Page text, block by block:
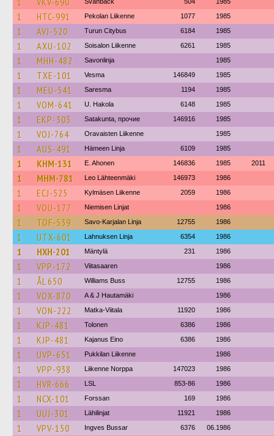
1 HTC-991 Pekolan Liikenne 1077 1985
1 AVJ-520 Turun Citybus 6184 1985
1 AXU-102 Soisalon Liikenne 6261 1985
1 MHH-482 Savonlinja 1985
1 TXE-101 Vesma 146849 1985
1 MEU-541 Saresma 1194 1985
1 VOM-641 U. Hakola 6148 1985
1 EKP-303 Satakunta, прочие 146916 1985
1 VOJ-764 Oravaisten Liikenne 1985
1 AUS-491 Hämeen Linja 6109 1985
1 KHM-131 E. Ahonen 146836 1985 2011
1 MHM-781 Leo Lähteenmäki 146973 1986
1 ECJ-525 Kylmäsen Liikenne 2059 1986
1 VOU-177 Niemisen Linjat 1986
1 TOF-539 Savo-Karjalan Linja 12755 1986
1 UTX-601 Lahnuksen Linja 6354 1986
1 HXH-201 Mäntylä 231 1986
1 VPP-172 Viitasaaren 1986
1 ÅL 650 Williams Buss 12755 1986
1 VOX-870 A & J Hautamäki 1986
1 VON-222 Matka-Viitala 11920 1986
1 KJP-481 Tolonen 6386 1986
1 KJP-481 Kajanus Eino 6386 1986
1 UVP-651 Pukkilan Liikenne 1986
1 VPP-938 Liikenne Norppa 147023 1986
1 HVR-666 LSL 853-86 1986
1 NCX-101 Forssan 169 1986
1 UUJ-301 Lähilinjat 11921 1986
1 VPV-150 Ingves Bussar 6376 06.1986